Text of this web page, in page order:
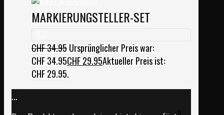
MARKIERUNGSTELLER-SET
CHF34.95Ursprünglicher Preis war:
CHF 34.95CHF29.95Aktueller Preis ist:
CHF 29.95.
...